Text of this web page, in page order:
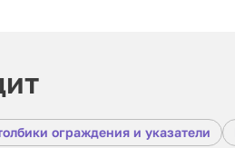
ограждения и указатели